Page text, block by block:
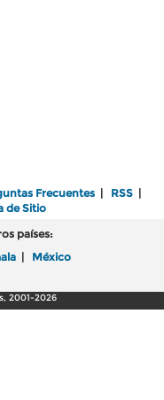
Frecuentes | RSS |
de Sitio
países:
| México
2001-2026